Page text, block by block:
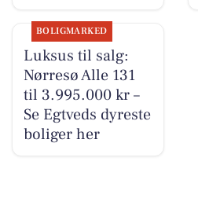
BOLIGMARKED
Luksus til salg:
Nørresø Alle 131
til 3.995.000 kr –
Se Egtveds dyreste
boliger her